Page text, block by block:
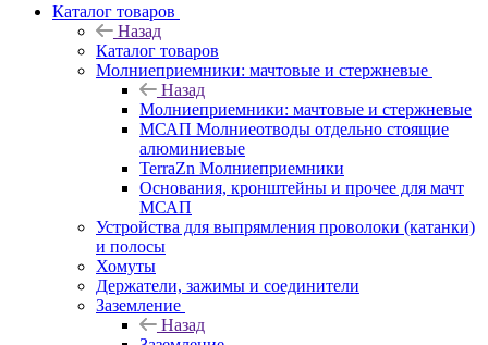
Каталог товаров
Назад
Каталог товаров
Молниеприемники: мачтовые и стержневые
Назад
Молниеприемники: мачтовые и стержневые
МСАП Молниеотводы отдельно стоящие
алюминиевые
TerraZn Молниеприемники
Основания, кронштейны и прочее для мачт
МСАП
Устройства для выпрямления проволоки (катанки)
и полосы
Хомуты
Держатели, зажимы и соединители
Заземление
Назад